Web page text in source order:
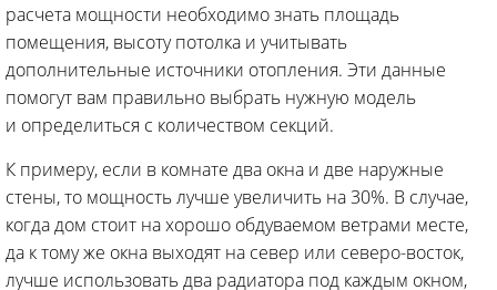
расчета мощности необходимо знать площадь
помещения, высоту потолка и учитывать
дополнительные источники отопления. Эти данные
помогут вам правильно выбрать нужную модель
и определиться с количеством секций.
К примеру, если в комнате два окна и две наружные
стены, то мощность лучше увеличить на 30%. В случае,
когда дом стоит на хорошо обдуваемом ветрами месте,
да к тому же окна выходят на север или северо-восток,
лучше использовать два радиатора под каждым окном,